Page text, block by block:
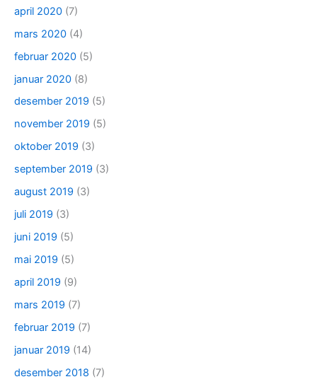
april 2020 (7)
mars 2020 (4)
februar 2020 (5)
januar 2020 (8)
desember 2019 (5)
november 2019 (5)
oktober 2019 (3)
september 2019 (3)
august 2019 (3)
juli 2019 (3)
juni 2019 (5)
mai 2019 (5)
april 2019 (9)
mars 2019 (7)
februar 2019 (7)
januar 2019 (14)
desember 2018 (7)